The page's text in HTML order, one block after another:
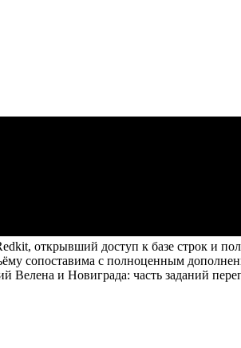
открывший доступ к базе строк и
сопоставима с полноценным
Велена и Новиграда: часть заданий